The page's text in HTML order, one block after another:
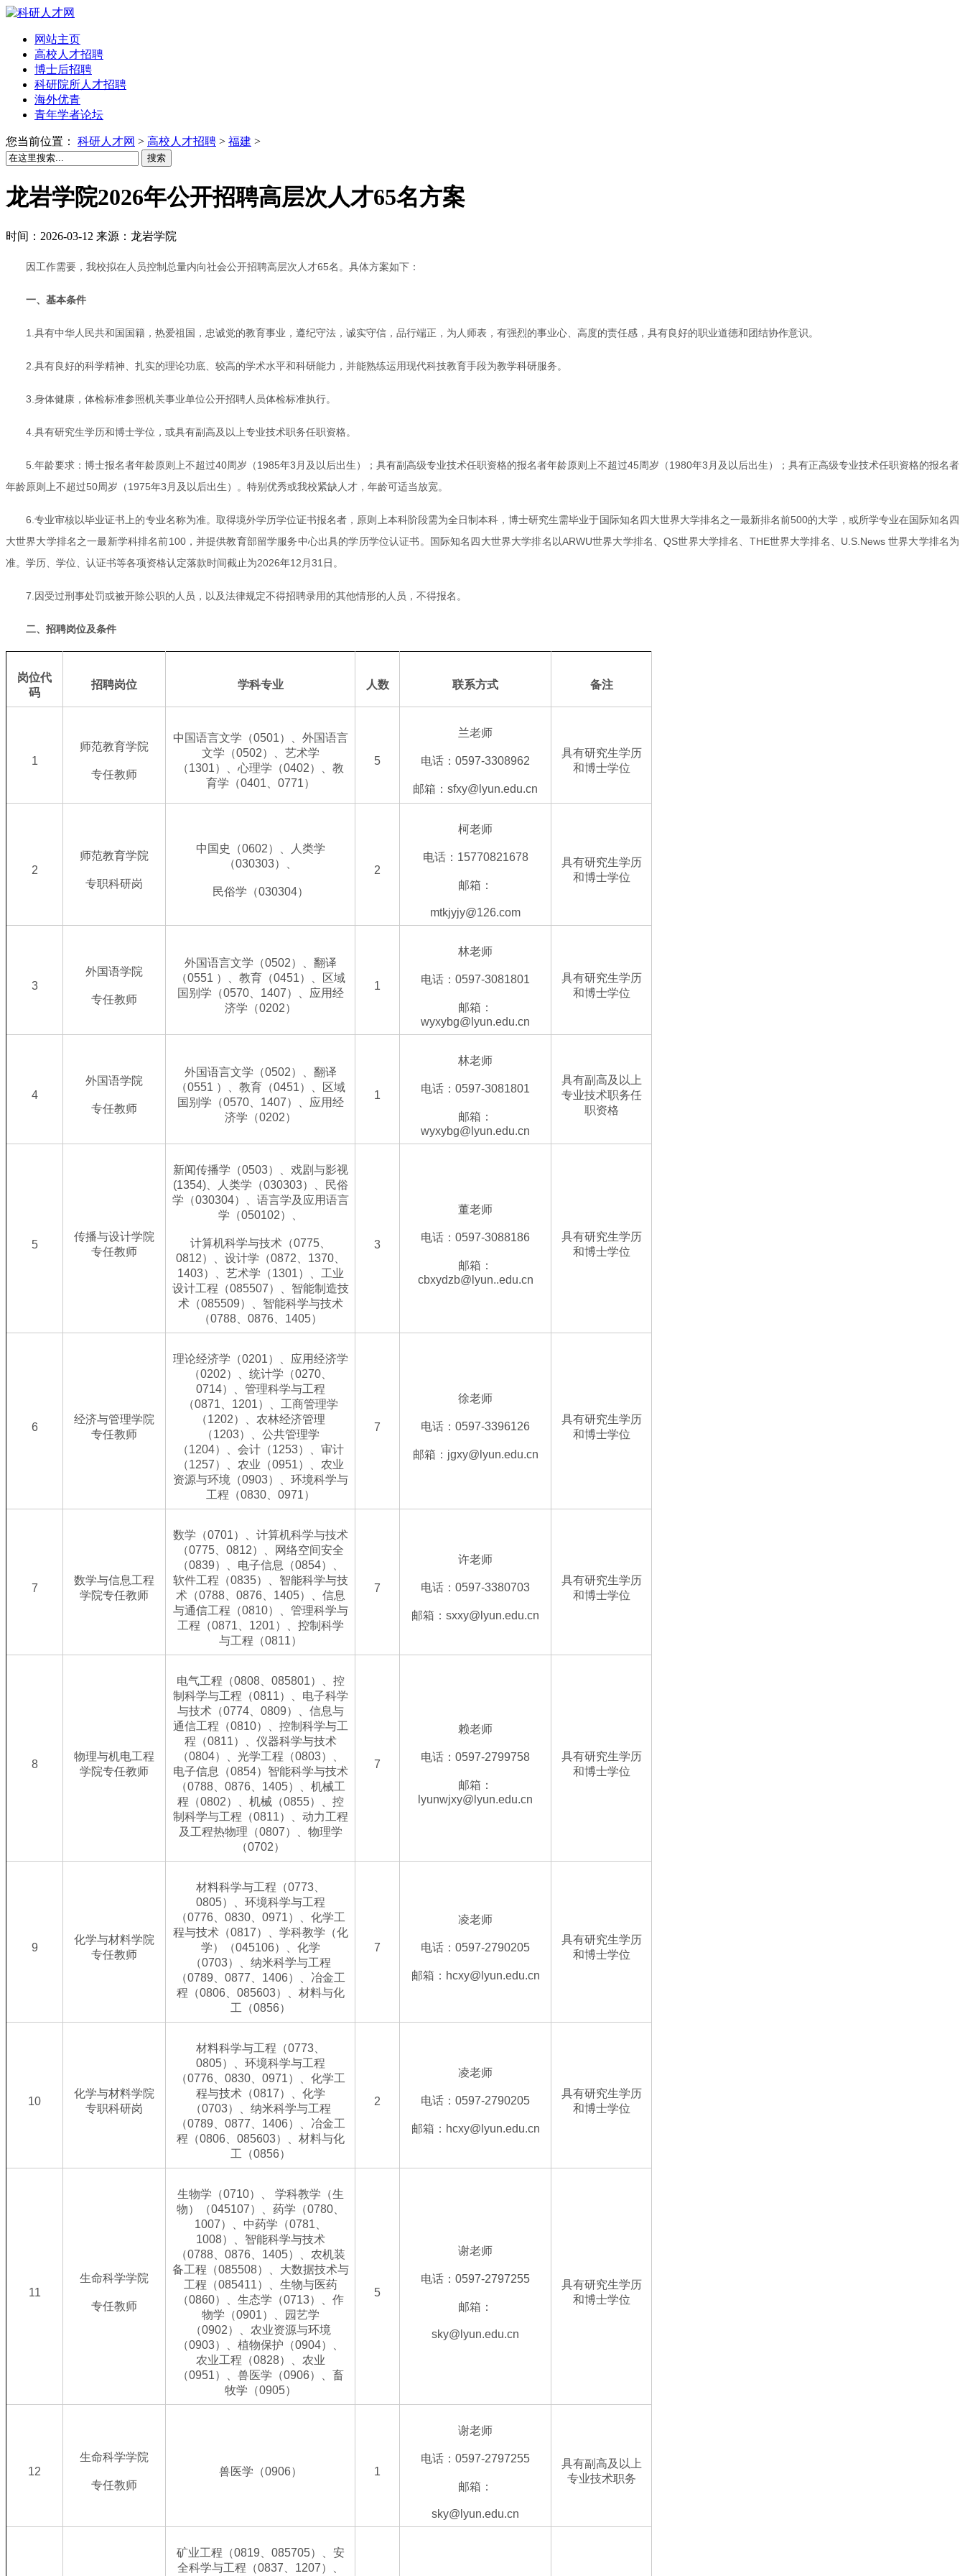
网站主页
高校人才招聘
博士后招聘
科研院所人才招聘
海外优青
青年学者论坛
您当前位置： 科研人才网 > 高校人才招聘 > 福建 >
搜索
龙岩学院2026年公开招聘高层次人才65名方案
时间：2026-03-12 来源：龙岩学院
因工作需要，我校拟在人员控制总量内向社会公开招聘高层次人才65名。具体方案如下：
一、基本条件
1.具有中华人民共和国国籍，热爱祖国，忠诚党的教育事业，遵纪守法，诚实守信，品行端正，为人师表，有强烈的事业心、高度的责任感，具有良好的职业道德和团结协作意识。
2.具有良好的科学精神、扎实的理论功底、较高的学术水平和科研能力，并能熟练运用现代科技教育手段为教学科研服务。
3.身体健康，体检标准参照机关事业单位公开招聘人员体检标准执行。
4.具有研究生学历和博士学位，或具有副高及以上专业技术职务任职资格。
5.年龄要求：博士报名者年龄原则上不超过40周岁（1985年3月及以后出生）；具有副高级专业技术任职资格的报名者年龄原则上不超过45周岁（1980年3月及以后出生）；具有正高级专业技术任职资格的报名者
年龄原则上不超过50周岁（1975年3月及以后出生）。特别优秀或我校紧缺人才，年龄可适当放宽。
6.专业审核以毕业证书上的专业名称为准。取得境外学历学位证书报名者，原则上本科阶段需为全日制本科，博士研究生需毕业于国际知名四大世界大学排名之一最新排名前500的大学，或所学专业在国际知名四
大世界大学排名之一最新学科排名前100，并提供教育部留学服务中心出具的学历学位认证书。国际知名四大世界大学排名以ARWU世界大学排名、QS世界大学排名、THE世界大学排名、U.S.News 世界大学排名为
准。学历、学位、认证书等各项资格认定落款时间截止为2026年12月31日。
7.因受过刑事处罚或被开除公职的人员，以及法律规定不得招聘录用的其他情形的人员，不得报名。
二、招聘岗位及条件
岗位代
码
招聘岗位 学科专业 人数 联系方式 备注
1
师范教育学院
专任教师
中国语言文学（0501）、外国语言
文学（0502）、艺术学
（1301）、心理学（0402）、教
育学（0401、0771）
5
兰老师
电话：0597-3308962
邮箱：sfxy@lyun.edu.cn
具有研究生学历
和博士学位
2
师范教育学院
专职科研岗
中国史（0602）、人类学
（030303）、
民俗学（030304）
2
柯老师
电话：15770821678
邮箱：
mtkjyjy@126.com
具有研究生学历
和博士学位
3
外国语学院
专任教师
外国语言文学（0502）、翻译
（0551 ）、教育（0451）、区域
国别学（0570、1407）、应用经
济学（0202）
1
林老师
电话：0597-3081801
邮箱：
wyxybg@lyun.edu.cn
具有研究生学历
和博士学位
4
外国语学院
专任教师
外国语言文学（0502）、翻译
（0551 ）、教育（0451）、区域
国别学（0570、1407）、应用经
济学（0202）
1
林老师
电话：0597-3081801
邮箱：
wyxybg@lyun.edu.cn
具有副高及以上
专业技术职务任
职资格
5
传播与设计学院
专任教师
新闻传播学（0503）、戏剧与影视
(1354)、人类学（030303）、民俗
学（030304）、语言学及应用语言
学（050102）、
计算机科学与技术（0775、
0812）、设计学（0872、1370、
1403）、艺术学（1301）、工业
设计工程（085507）、智能制造技
术（085509）、智能科学与技术
（0788、0876、1405）
3
董老师
电话：0597-3088186
邮箱：
cbxydzb@lyun..edu.cn
具有研究生学历
和博士学位
6
经济与管理学院
专任教师
理论经济学（0201）、应用经济学
（0202）、统计学（0270、
0714）、管理科学与工程
（0871、1201）、工商管理学
（1202）、农林经济管理
（1203）、公共管理学
（1204）、会计（1253）、审计
（1257）、农业（0951）、农业
资源与环境（0903）、环境科学与
工程（0830、0971）
7
徐老师
电话：0597-3396126
邮箱：jgxy@lyun.edu.cn
具有研究生学历
和博士学位
7
数学与信息工程
学院专任教师
数学（0701）、计算机科学与技术
（0775、0812）、网络空间安全
（0839）、电子信息（0854）、
软件工程（0835）、智能科学与技
术（0788、0876、1405）、信息
与通信工程（0810）、管理科学与
工程（0871、1201）、控制科学
与工程（0811）
7
许老师
电话：0597-3380703
邮箱：sxxy@lyun.edu.cn
具有研究生学历
和博士学位
8
物理与机电工程
学院专任教师
电气工程（0808、085801）、控
制科学与工程（0811）、电子科学
与技术（0774、0809）、信息与
通信工程（0810）、控制科学与工
程（0811）、仪器科学与技术
（0804）、光学工程（0803）、
电子信息（0854）智能科学与技术
（0788、0876、1405）、机械工
程（0802）、机械（0855）、控
制科学与工程（0811）、动力工程
及工程热物理（0807）、物理学
（0702）
7
赖老师
电话：0597-2799758
邮箱：
lyunwjxy@lyun.edu.cn
具有研究生学历
和博士学位
9
化学与材料学院
专任教师
材料科学与工程（0773、
0805）、环境科学与工程
（0776、0830、0971）、化学工
程与技术（0817）、学科教学（化
学）（045106）、化学
（0703）、纳米科学与工程
（0789、0877、1406）、冶金工
程（0806、085603）、材料与化
工（0856）
7
凌老师
电话：0597-2790205
邮箱：hcxy@lyun.edu.cn
具有研究生学历
和博士学位
10
化学与材料学院
专职科研岗
材料科学与工程（0773、
0805）、环境科学与工程
（0776、0830、0971）、化学工
程与技术（0817）、化学
（0703）、纳米科学与工程
（0789、0877、1406）、冶金工
程（0806、085603）、材料与化
工（0856）
2
凌老师
电话：0597-2790205
邮箱：hcxy@lyun.edu.cn
具有研究生学历
和博士学位
11
生命科学学院
专任教师
生物学（0710）、 学科教学（生
物）（045107）、药学（0780、
1007）、中药学（0781、
1008）、智能科学与技术
（0788、0876、1405）、农机装
备工程（085508）、大数据技术与
工程（085411）、生物与医药
（0860）、生态学（0713）、作
物学（0901）、园艺学
（0902）、农业资源与环境
（0903）、植物保护（0904）、
农业工程（0828）、农业
（0951）、兽医学（0906）、畜
牧学（0905）
5
谢老师
电话：0597-2797255
邮箱：
sky@lyun.edu.cn
具有研究生学历
和博士学位
12
生命科学学院
专任教师
兽医学（0906） 1
谢老师
电话：0597-2797255
邮箱：
sky@lyun.edu.cn
具有副高及以上
专业技术职务
矿业工程（0819、085705）、安
全科学与工程（0837、1207）、